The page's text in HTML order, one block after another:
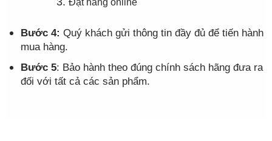
Đặt hàng online
Bước 4: Quý khách gửi thông tin đầy đủ để tiến hành
mua hàng.
Bước 5: Bảo hành theo đúng chính sách hãng đưa ra
đối với tất cả các sản phẩm.